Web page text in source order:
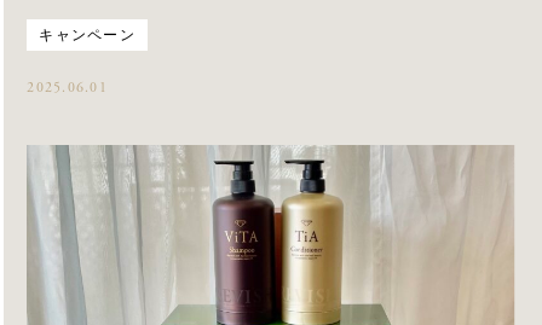
キャンペーン
2025.06.01